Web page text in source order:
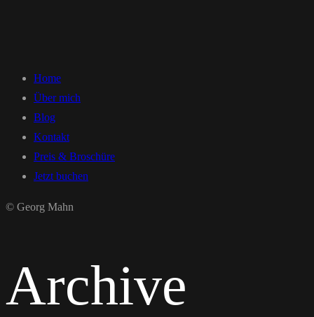
Home
Über mich
Blog
Kontakt
Preis & Broschüre
Jetzt buchen
© Georg Mahn
Archive